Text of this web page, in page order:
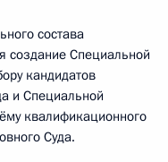
состава
создание Специальной
кандидатов
и Специальной
квалификационного
Суда.